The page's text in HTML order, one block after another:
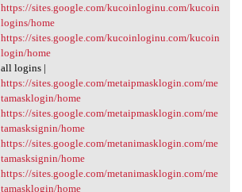
https://sites.google.com/kucoinloginu.com/kucoin
logins/home
https://sites.google.com/kucoinloginu.com/kucoin
login/home
all logins |
https://sites.google.com/metaipmasklogin.com/me
tamasklogin/home
https://sites.google.com/metaipmasklogin.com/me
tamasksignin/home
https://sites.google.com/metanimasklogin.com/me
tamasksignin/home
https://sites.google.com/metanimasklogin.com/me
tamasklogin/home